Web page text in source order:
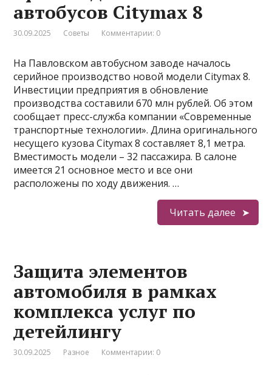
автобусов Citymax 8
30.09.2025 Советы Комментарии: 0
На Павловском автобусном заводе началось
серийное производство новой модели Citymax 8.
Инвестиции предприятия в обновление
производства составили 670 млн рублей. Об этом
сообщает пресс-служба компании «Современные
транспортные технологии». Длина оригинального
несущего кузова Citymax 8 составляет 8,1 метра.
Вместимость модели – 32 пассажира. В салоне
имеется 21 основное место и все они
расположены по ходу движения. …
Читать далее
Защита элементов
автомобиля в рамках
комплекса услуг по
детейлингу
30.09.2025 Разное Комментарии: 0